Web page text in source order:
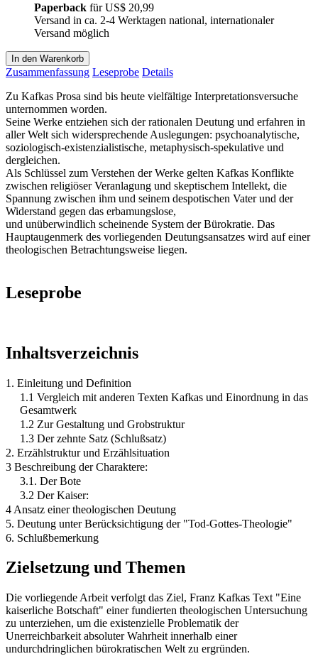
Paperback fürUS$ 20,99
Versand in ca. 2-4 Werktagen national, internationaler
Versand möglich
In den Warenkorb
Zusammenfassung Leseprobe Details
Zu Kafkas Prosa sind bis heute vielfältige Interpretationsversuche
unternommen worden.
Seine Werke entziehen sich der rationalen Deutung und erfahren in
aller Welt sich widersprechende Auslegungen: psychoanalytische,
soziologisch-existenzialistische, metaphysisch-spekulative und
dergleichen.
Als Schlüssel zum Verstehen der Werke gelten Kafkas Konflikte
zwischen religiöser Veranlagung und skeptischem Intellekt, die
Spannung zwischen ihm und seinem despotischen Vater und der
Widerstand gegen das erbamungslose,
und unüberwindlich scheinende System der Bürokratie. Das
Hauptaugenmerk des vorliegenden Deutungsansatzes wird auf einer
theologischen Betrachtungsweise liegen.
Leseprobe
Inhaltsverzeichnis
1. Einleitung und Definition
1.1 Vergleich mit anderen Texten Kafkas und Einordnung in das
Gesamtwerk
1.2 Zur Gestaltung und Grobstruktur
1.3 Der zehnte Satz (Schlußsatz)
2. Erzählstruktur und Erzählsituation
3 Beschreibung der Charaktere:
3.1. Der Bote
3.2 Der Kaiser:
4 Ansatz einer theologischen Deutung
5. Deutung unter Berücksichtigung der "Tod-Gottes-Theologie"
6. Schlußbemerkung
Zielsetzung und Themen
Die vorliegende Arbeit verfolgt das Ziel, Franz Kafkas Text "Eine
kaiserliche Botschaft" einer fundierten theologischen Untersuchung
zu unterziehen, um die existenzielle Problematik der
Unerreichbarkeit absoluter Wahrheit innerhalb einer
undurchdringlichen bürokratischen Welt zu ergründen.